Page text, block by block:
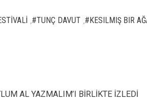
#TUNÇ DAVUT #KESILMIŞ BIR
AL YAZMALIM’I BİRLİKTE İZLEDİ